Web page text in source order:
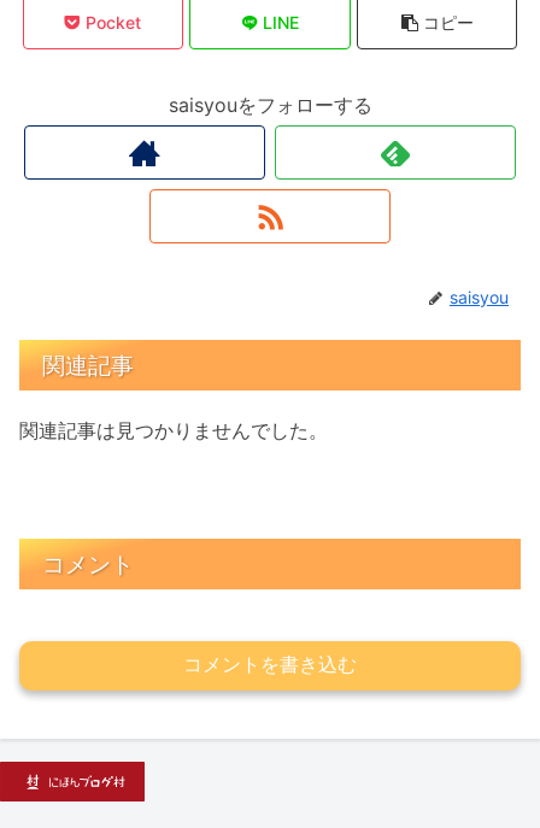
Pocket LINE コピー
saisyouをフォローする
saisyou
関連記事
関連記事は見つかりませんでした。
コメント
コメントを書き込む